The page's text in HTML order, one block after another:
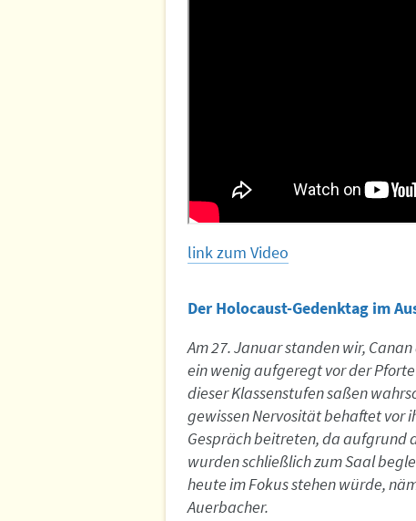
link zum Video
Der Holocaust-Gedenktag im
Am 27. Januar standen wir,
ein wenig aufgeregt vor der
dieser Klassenstufen saßen
gewissen Nervosität behaftet vor
Gespräch beitreten, da aufgrund
wurden schließlich zum Saal
heute im Fokus stehen würde,
Auerbacher.